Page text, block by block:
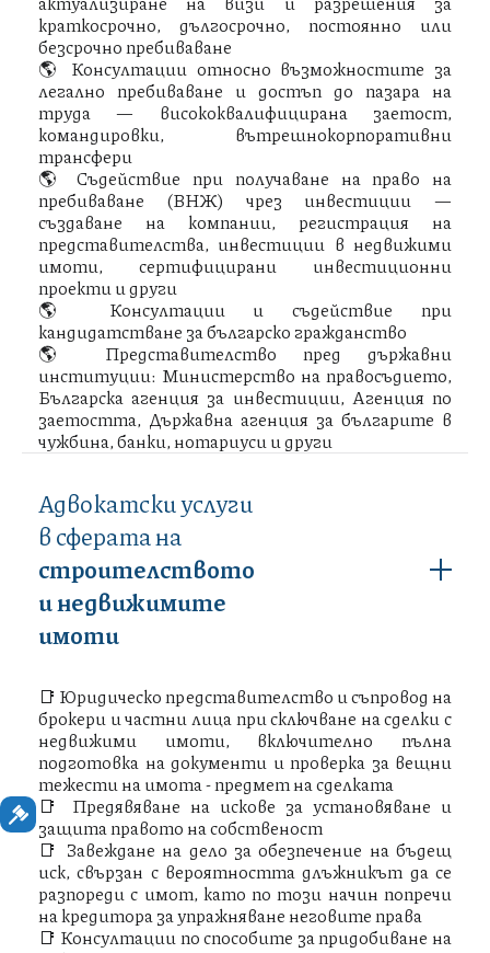
краткосрочно, дългосрочно, постоянно или
безсрочно пребиваване
🌎 Консултации относно възможностите за
легално пребиваване и достъп до пазара на
труда — висококвалифицирана заетост,
командировки, вътрешнокорпоративни
трансфери
🌎 Съдействие при получаване на право на
пребиваване (ВНЖ) чрез инвестиции —
създаване на компании, регистрация на
представителства, инвестиции в недвижими
имоти, сертифицирани инвестиционни
проекти и други
🌎 Консултации и съдействие при
кандидатстване за българско гражданство
🌎 Представителство пред държавни
институции: Министерство на правосъдието,
Българска агенция за инвестиции, Агенция по
заетостта, Държавна агенция за българите в
чужбина, банки, нотариуси и други
Адвокатски услуги
в сферата на
строителството
и недвижимите
имоти
📑 Юридическо представителство и съпровод на
брокери и частни лица при сключване на сделки с
недвижими имоти, включително пълна
подготовка на документи и проверка за вещни
тежести на имота - предмет на сделката
📑 Предявяване на искове за установяване и
защита правото на собственост
📑 Завеждане на дело за обезпечение на бъдещ
иск, свързан с вероятността длъжникът да се
разпореди с имот, като по този начин попречи
на кредитора за упражняване неговите права
📑 Консултации по способите за придобиване на